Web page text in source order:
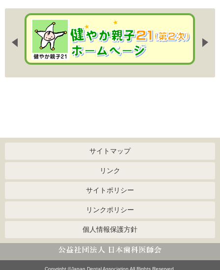
サイトマップ
リンク
サイトポリシー
リンクポリシー
個人情報保護方針
Copyright ©Japan Dental Association All Rights Reserved.